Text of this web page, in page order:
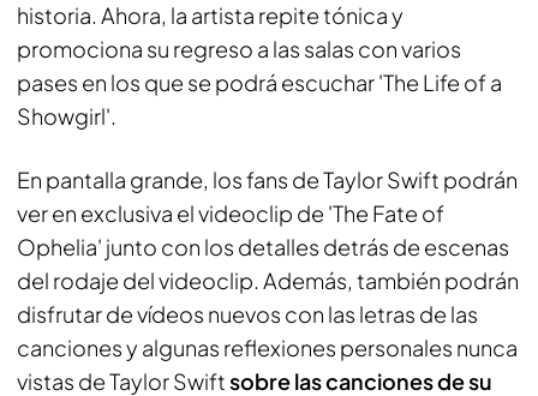
historia. Ahora, la artista repite tónica y
promociona su regreso a las salas con varios
pases en los que se podrá escuchar 'The Life of a
Showgirl'.
En pantalla grande, los fans de Taylor Swift podrán
ver en exclusiva el videoclip de 'The Fate of
Ophelia' junto con los detalles detrás de escenas
del rodaje del videoclip. Además, también podrán
disfrutar de vídeos nuevos con las letras de las
canciones y algunas reflexiones personales nunca
vistas de Taylor Swiftsobre las canciones de su